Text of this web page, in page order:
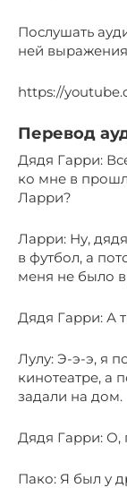
Послушать
ней
https://
Перевод
Дядя Гарри:
ко мне в
Ларри?
Ларри: Ну,
в футбол, а
меня не было
Дядя Гарри: А
Лулу: Э-э-э, я
кинотеатре, а
задали на дом.
Дядя Гарри: О,
Пако: Я был у